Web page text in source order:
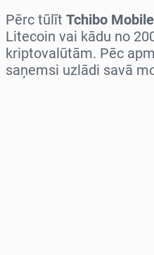
Pērc tūlīt Tchibo
Litecoin vai kādu no
kriptovalūtām. Pēc
saņemsi uzlādi savā